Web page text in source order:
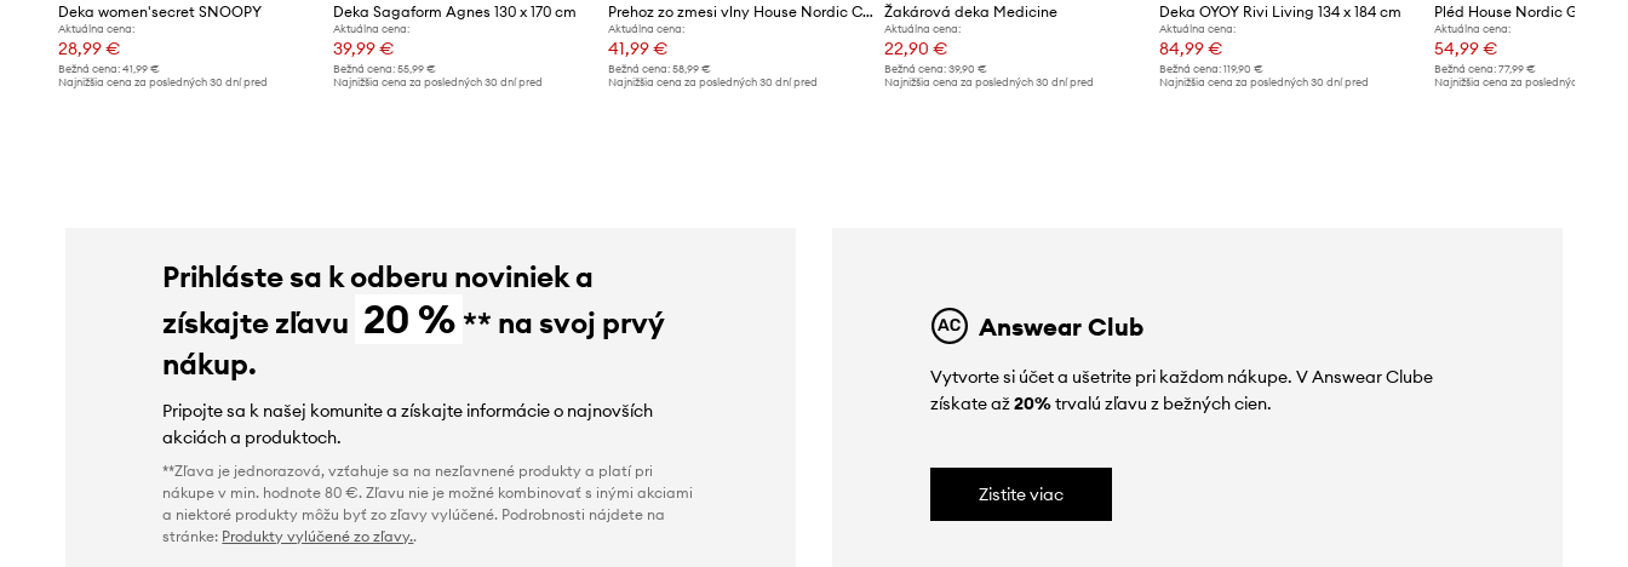
Deka women'secret SNOOPY
Aktuálna cena:
28,99 €
Bežná cena: 41,99 €
Najnižšia cena za posledných 30 dní pred
Deka Sagaform Agnes 130 x 170 cm
Aktuálna cena:
39,99 €
Bežná cena:55,99 €
Najnižšia cena za posledných 30 dní pred
Prehoz zo zmesi vlny House Nordic Carmel 130 x 170 cm
Aktuálna cena:
41,99 €
Bežná cena: 58,99 €
Najnižšia cena za posledných 30 dní pred
Žakárová deka Medicine
Aktuálna cena:
22,90 €
Bežná cena: 39,90 €
Najnižšia cena za posledných 30 dní pred
Deka OYOY Rivi Living 134 x 184 cm
Aktuálna cena:
84,99 €
Bežná cena:119,90 €
Najnižšia cena za posledných 30 dní pred
Aktuálna cena:
54,99 €
Bežná cena: 77,99 €
Najnižšia cena za posledných 30 dní
Prihláste sa k odberu noviniek a
získajte zľavu 20 % ** na svoj prvý
nákup.
Pripojte sa k našej komunite a získajte informácie o najnovších
akciách a produktoch.
**Zľava je jednorazová, vzťahuje sa na nezľavnené produkty a platí pri
nákupe v min. hodnote 80 €. Zľavu nie je možné kombinovať s inými akciami
a niektoré produkty môžu byť zo zľavy vylúčené. Podrobnosti nájdete na
stránke: Produkty vylúčené zo zľavy..
Answear Club
Vytvorte si účet a ušetrite pri každom nákupe. V Answear Clube
získate až20%trvalú zľavu z bežných cien.
Zistite viac